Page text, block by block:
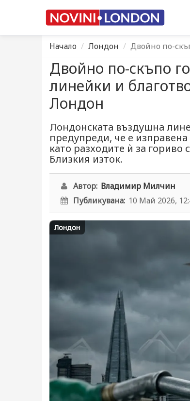
Начало Лондон Двойно по-
Двойно по-скъпо
линейки и
Лондон
Лондонската въздушна
предупреди, че е
като разходите ѝ за гориво
Близкия изток.
Автор: Владимир Милчин
Публикувана: 10 Май 2026,
Лондон